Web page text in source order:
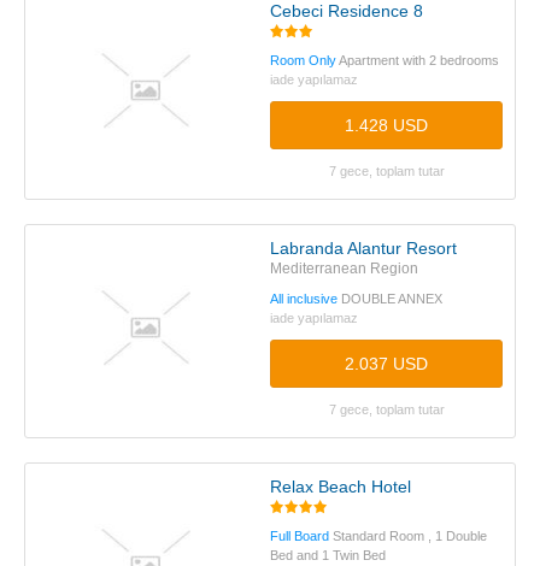
Cebeci Residence 8
Room OnlyApartment with 2 bedrooms
iade yapılamaz
1.428 USD
7 gece, toplam tutar
Labranda Alantur Resort
Mediterranean Region
All inclusive DOUBLE ANNEX
iade yapılamaz
2.037 USD
7 gece, toplam tutar
Relax Beach Hotel
Full Board Standard Room , 1 Double
Bed and 1 Twin Bed